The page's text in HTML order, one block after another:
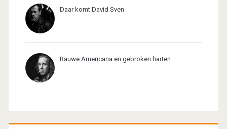
Daar komt David Sven
Rauwe Americana en gebroken harten